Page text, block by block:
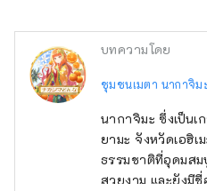
บทความโดย
ชุมชนเมตา นากาจิม
นากาจิมะ ซึ่งเป็นเ
ยามะ จังหวัดเอฮิเ
ธรรมชาติที่อุดมส
สวยงาม และยังมี